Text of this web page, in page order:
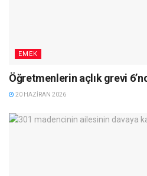
EMEK
Öğretmenlerin açlık grevi
20 HAZIRAN 2026